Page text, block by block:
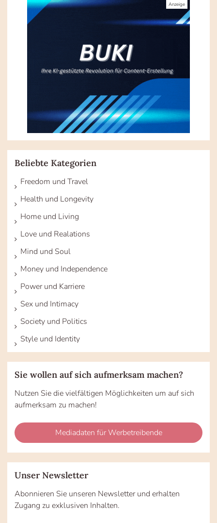
Beliebte Kategorien
Freedom und Travel
Health und Longevity
Home und Living
Love und Realations
Mind und Soul
Money und Independence
Power und Karriere
Sex und Intimacy
Society und Politics
Style und Identity
Sie wollen auf sich aufmerksam machen?
Nutzen Sie die vielfältigen Möglichkeiten um auf sich
aufmerksam zu machen!
Mediadaten für Werbetreibende
Unser Newsletter
Abonnieren Sie unseren Newsletter und erhalten
Zugang zu exklusiven Inhalten.